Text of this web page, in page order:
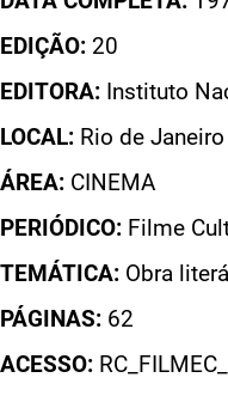
EDIÇÃO: 20
EDITORA: Instituto
LOCAL: Rio de Janeiro
ÁREA: CINEMA
PERIÓDICO: Filme
TEMÁTICA: Obra
PÁGINAS: 62
ACESSO: